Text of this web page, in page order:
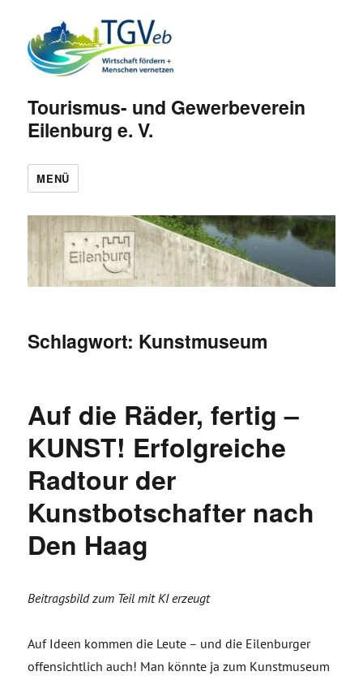
Tourismus- und Gewerbeverein
Eilenburg e. V.
MENÜ
Schlagwort: Kunstmuseum
Auf die Räder, fertig –
KUNST! Erfolgreiche
Radtour der
Kunstbotschafter nach
Den Haag
Beitragsbild zum Teil mit KI erzeugt
Auf Ideen kommen die Leute – und die Eilenburger
offensichtlich auch! Man könnte ja zum Kunstmuseum